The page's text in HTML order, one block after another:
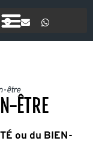
être
ÊTRE
ou du BIEN-